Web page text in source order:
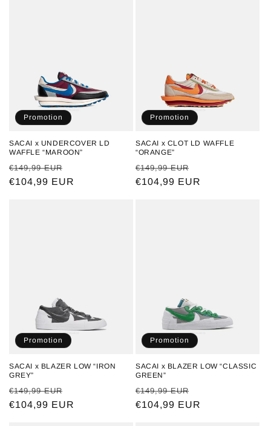
Promotion
SACAI x UNDERCOVER LD
WAFFLE “MAROON”
Prix
habituel
€149,99 EUR
promotionnel
€104,99 EUR
Promotion
SACAI x CLOT LD WAFFLE
“ORANGE”
Prix
habituel
€149,99 EUR
promotionnel
€104,99 EUR
Promotion
SACAI x BLAZER LOW “IRON
GREY”
Prix
habituel
€149,99 EUR
promotionnel
€104,99 EUR
Promotion
SACAI x BLAZER LOW “CLASSIC
GREEN”
Prix
habituel
€149,99 EUR
promotionnel
€104,99 EUR